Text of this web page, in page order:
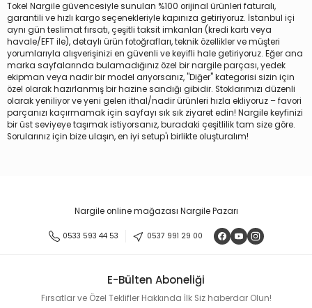
Tokel Nargile güvencesiyle sunulan %100 orijinal ürünleri faturalı,
garantili ve hızlı kargo seçenekleriyle kapınıza getiriyoruz. İstanbul içi
aynı gün teslimat fırsatı, çeşitli taksit imkanları (kredi kartı veya
havale/EFT ile), detaylı ürün fotoğrafları, teknik özellikler ve müşteri
yorumlarıyla alışverişinizi en güvenli ve keyifli hale getiriyoruz. Eğer ana
marka sayfalarında bulamadığınız özel bir nargile parçası, yedek
ekipman veya nadir bir model arıyorsanız, "Diğer" kategorisi sizin için
özel olarak hazırlanmış bir hazine sandığı gibidir. Stoklarımızı düzenli
olarak yeniliyor ve yeni gelen ithal/nadir ürünleri hızla ekliyoruz – favori
parçanızı kaçırmamak için sayfayı sık sık ziyaret edin! Nargile keyfinizi
bir üst seviyeye taşımak istiyorsanız, buradaki çeşitlilik tam size göre.
Sorularınız için bize ulaşın, en iyi setup'ı birlikte oluşturalım!
Nargile online mağazası Nargile Pazarı
0533 593 44 53 0537 991 29 00
E-Bülten Aboneliği
Fırsatlar ve Özel Teklifler Hakkında İlk Siz haberdar Olun!